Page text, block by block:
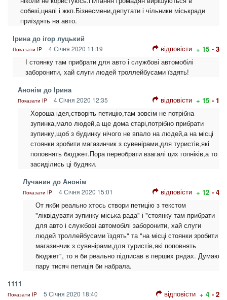
собезі,цнапі і жкп.Бізнесмени,депутати і чільники міськради
приїздять на авто.
Ірина до ігор луцький
Показати IP 4 Січня 2020 11:19 відповісти + 15 - 3
І стоянку там прибрати для авто і службові автомобілі
заборонити, хай слуги людей троллейбусами їздять!
Анонім до Ірина
Показати IP 4 Січня 2020 12:35 відповісти + 15 - 1
Хороша ідея,створіть петицію,там зовсім не потрібна
зупинка,мало людей,а ще дома старі,потрібно прибрати
зупинку,щоб з будинку нічого не впало на людей,а на місці
стоянки зробити магазинчик з сувенірами,для туристів,які
поповнять бюджет.Пора переобрати взагалі цих гопніків,а то
засиділись ці будяки.
Лучанин до Анонім
Показати IP 4 Січня 2020 15:01 відповісти + 12 - 4
От якби реально хтось створи петицію з текстом
"ліквідувати зупинку міська рада" і "стоянку там прибрати
для авто і службові автомобілі заборонити, хай слуги
людей троллейбусами їздять" та "на місці стоянки зробити
магазинчик з сувенірами,для туристів,які поповнять
бюджет", то я би реально підписав в перших рядах. Думаю
пару тисяч петиція би набрала.
1111
Показати IP 5 Січня 2020 18:40 відповісти + 4 - 2